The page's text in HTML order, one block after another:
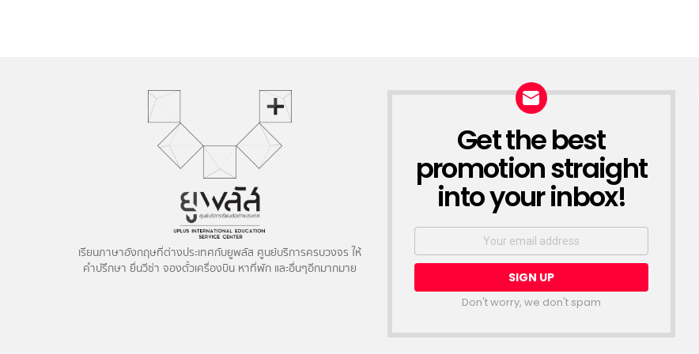
เรียนภาษาอังกฤษที่ต่างประเทศกับยูพลัส ศูนย์บริการครบวงจร ให้
คำปรึกษา ยื่นวีซ่า จองตั๋วเครื่องบิน หาที่พัก และอื่นๆอีกมากมาย
NEWSLETTER
Get the best
promotion straight
into your inbox!
Email
Don't worry, we don't spam